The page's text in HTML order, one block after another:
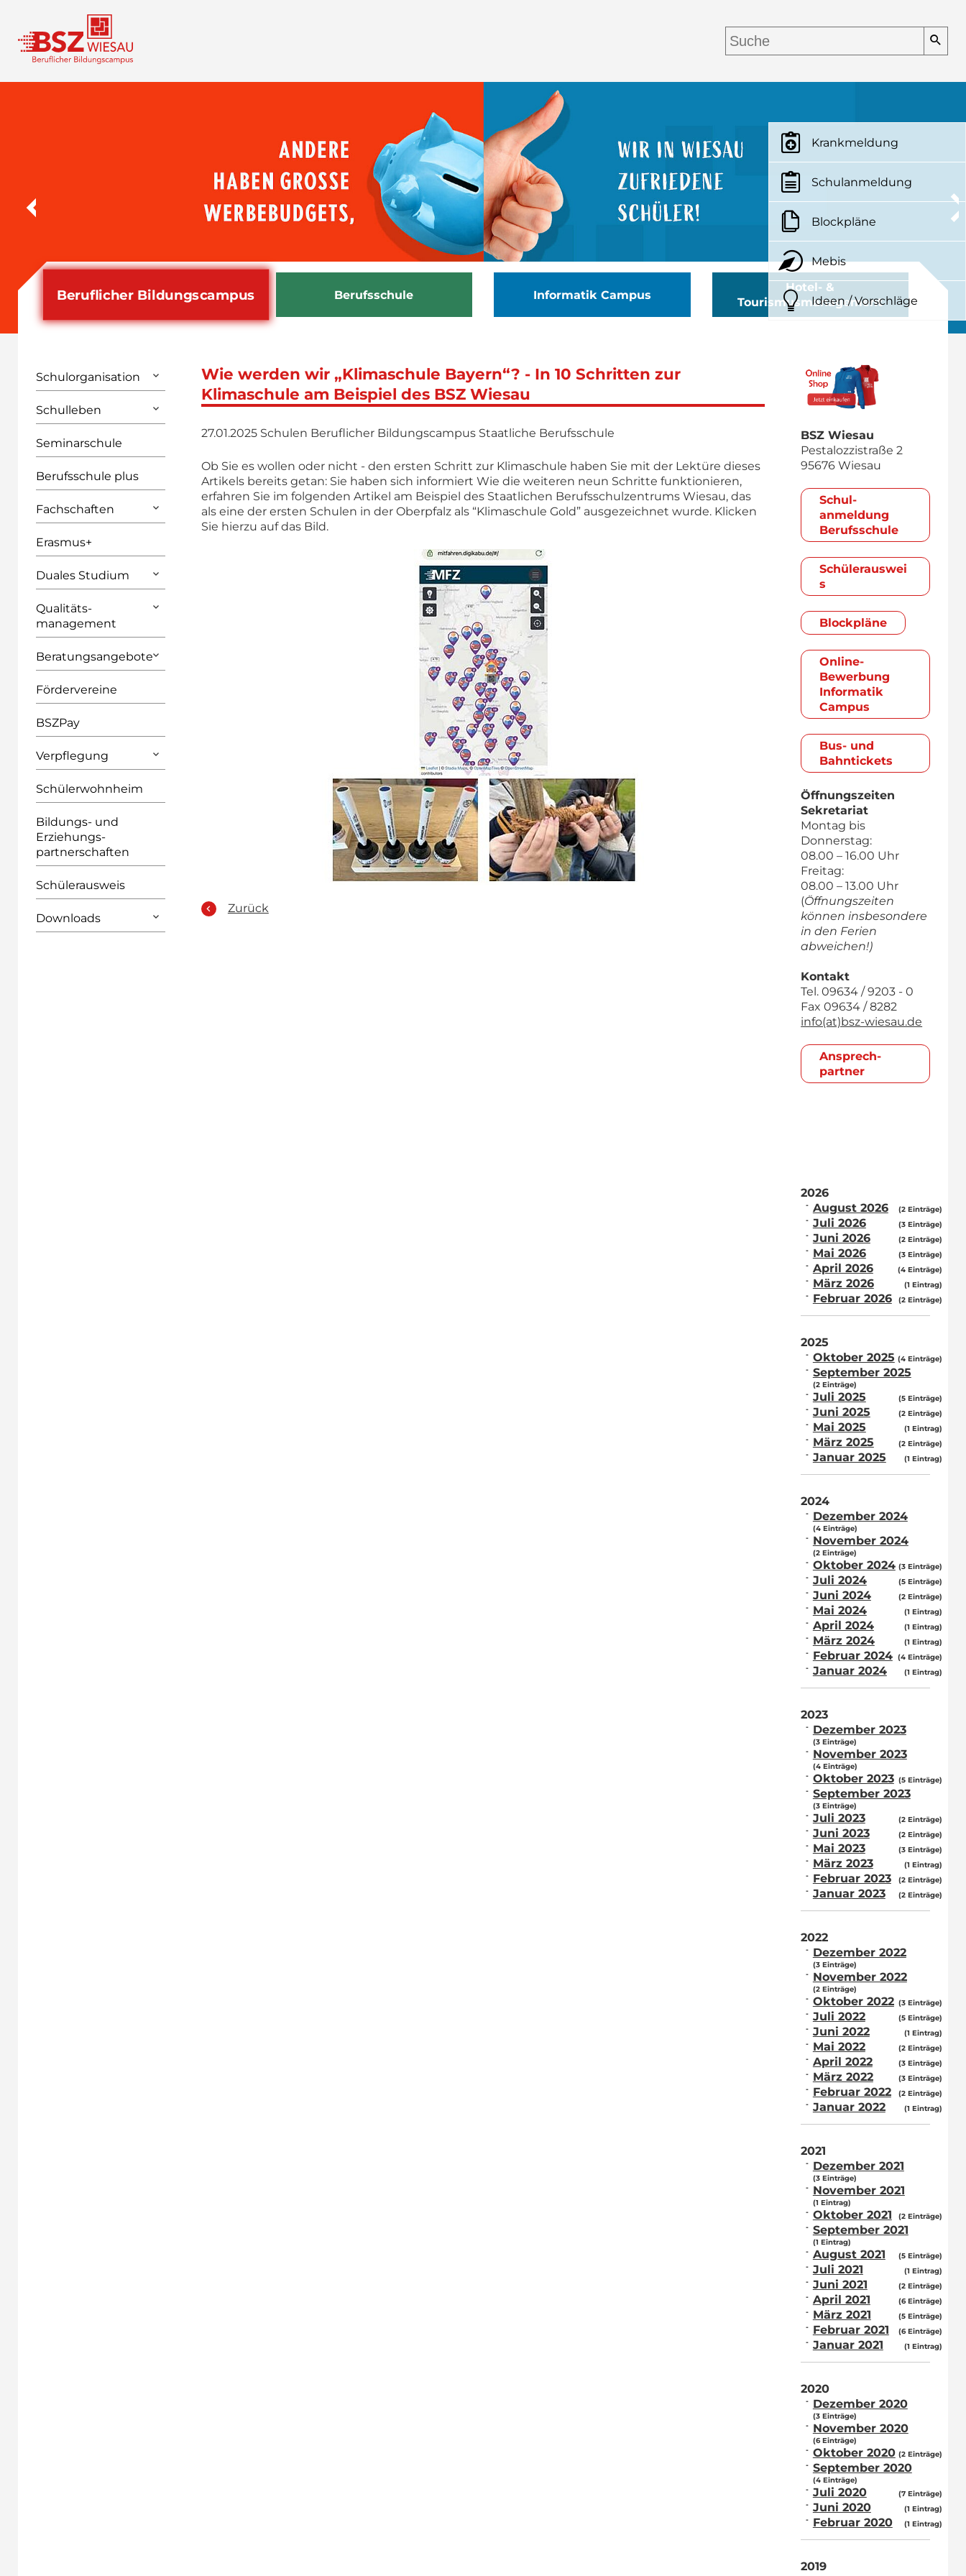
Beruflicher Bildungs­campus Berufsschule Informatik Campus
Hotel- &
Tourismusmanagement
Krankmeldung
Schulanmeldung
Blockpläne
Mebis
Ideen / Vorschläge
Schulorganisation
Schulleben
Seminarschule
Berufsschule plus
Fachschaften
Erasmus+
Duales Studium
Qualitäts­
management
Beratungsangebote
Fördervereine
BSZPay
Verpflegung
Schülerwohnheim
Bildungs- und
Erziehungs­
partnerschaften
Schülerausweis
Downloads
Wie werden wir „Klimaschule Bayern“? - In 10 Schritten zur
Klimaschule am Beispiel des BSZ Wiesau
27.01.2025 Schulen Beruflicher Bildungs­campus Staatliche Berufsschule
Ob Sie es wollen oder nicht - den ersten Schritt zur Klimaschule haben Sie mit der Lektüre dieses
Artikels bereits getan: Sie haben sich informiert Wie die weiteren neun Schritte funktionieren,
erfahren Sie im folgenden Artikel am Beispiel des Staatlichen Berufsschulzentrums Wiesau, das
als eine der ersten Schulen in der Oberpfalz als “Klimaschule Gold” ausgezeichnet wurde. Klicken
Sie hierzu auf das Bild.
Zurück
BSZ Wiesau
Pestalozzistraße 2
95676 Wiesau
Schul­
anmeldung
Berufsschule
Schülerauswei
s
Blockpläne
Online-
Bewerbung
Informatik
Campus
Bus- und
Bahntickets
Öffnungszeiten
Sekretariat
Montag bis
Donnerstag:
08.00 – 16.00 Uhr
Freitag:
08.00 – 13.00 Uhr
(Öffnungszeiten
können insbesondere
in den Ferien
abweichen!)
Kontakt
Tel. 09634 / 9203 - 0
Fax 09634 / 8282
info(at)bsz-wiesau.de
Ansprech­
partner
2026
August 2026
(2 Einträge)
Juli 2026 (3 Einträge)
Juni 2026 (2 Einträge)
Mai 2026 (3 Einträge)
April 2026 (4 Einträge)
März 2026 (1 Eintrag)
Februar 2026 (2 Einträge)
2025
Oktober 2025 (4 Einträge)
September 2025
(2 Einträge)
Juli 2025 (5 Einträge)
Juni 2025 (2 Einträge)
Mai 2025 (1 Eintrag)
März 2025 (2 Einträge)
Januar 2025 (1 Eintrag)
2024
Dezember 2024
(4 Einträge)
November 2024
(2 Einträge)
Oktober 2024 (3 Einträge)
Juli 2024 (5 Einträge)
Juni 2024 (2 Einträge)
Mai 2024 (1 Eintrag)
April 2024 (1 Eintrag)
März 2024 (1 Eintrag)
Februar 2024 (4 Einträge)
Januar 2024 (1 Eintrag)
2023
Dezember 2023
(3 Einträge)
November 2023
(4 Einträge)
Oktober 2023 (5 Einträge)
September 2023
(3 Einträge)
Juli 2023 (2 Einträge)
Juni 2023 (2 Einträge)
Mai 2023 (3 Einträge)
März 2023 (1 Eintrag)
Februar 2023 (2 Einträge)
Januar 2023 (2 Einträge)
2022
Dezember 2022
(3 Einträge)
November 2022
(2 Einträge)
Oktober 2022 (3 Einträge)
Juli 2022 (5 Einträge)
Juni 2022 (1 Eintrag)
Mai 2022 (2 Einträge)
April 2022 (3 Einträge)
März 2022 (3 Einträge)
Februar 2022 (2 Einträge)
Januar 2022 (1 Eintrag)
2021
Dezember 2021
(3 Einträge)
November 2021
(1 Eintrag)
Oktober 2021 (2 Einträge)
September 2021
(1 Eintrag)
August 2021 (5 Einträge)
Juli 2021 (1 Eintrag)
Juni 2021 (2 Einträge)
April 2021 (6 Einträge)
März 2021 (5 Einträge)
Februar 2021 (6 Einträge)
Januar 2021 (1 Eintrag)
2020
Dezember 2020
(3 Einträge)
November 2020
(6 Einträge)
Oktober 2020 (2 Einträge)
September 2020
(4 Einträge)
Juli 2020 (7 Einträge)
Juni 2020 (1 Eintrag)
Februar 2020 (1 Eintrag)
2019